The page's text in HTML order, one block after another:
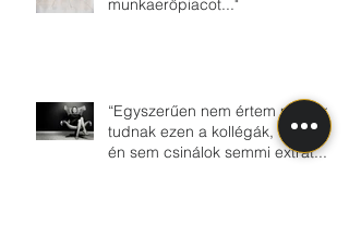
munkaerőpiacot..."
“Egyszerűen nem értem mit nem
tudnak ezen a kollégák, hiszen
én sem csinálok semmi extrát...”